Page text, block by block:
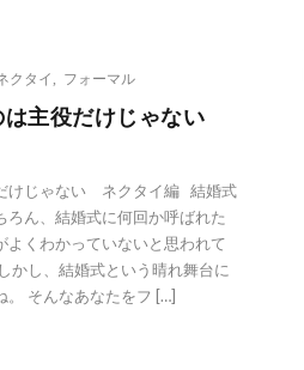
クタイ フォーマル
主役だけじゃない
けじゃない ネクタイ編 結婚式
ろん、結婚式に何回か呼ばれた
よくわかっていないと思われて
かし、結婚式という晴れ舞台に
。 そんなあなたをフ […]